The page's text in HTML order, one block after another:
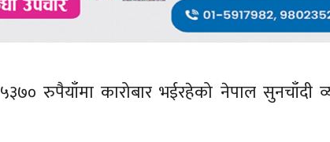
रुपैयाँमा कारोबार भईरहेको नेपाल सुनचाँदी